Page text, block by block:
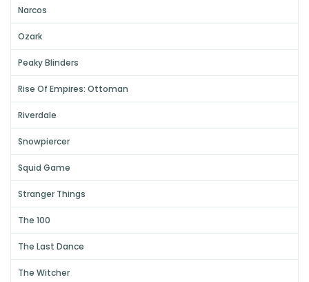
Narcos
Ozark
Peaky Blinders
Rise Of Empires: Ottoman
Riverdale
Snowpiercer
Squid Game
Stranger Things
The 100
The Last Dance
The Witcher